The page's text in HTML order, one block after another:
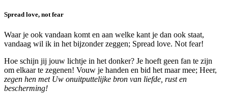
Spread love, not fear
Waar je ook vandaan komt en aan welke kant je dan ook staat,
vandaag wil ik in het bijzonder zeggen; Spread love. Not fear!
Hoe schijn jij jouw lichtje in het donker? Je hoeft geen fan te zijn
om elkaar te zegenen! Vouw je handen en bid het maar mee; Heer,
zegen hen met Uw onuitputtelijke bron van liefde, rust en
bescherming!